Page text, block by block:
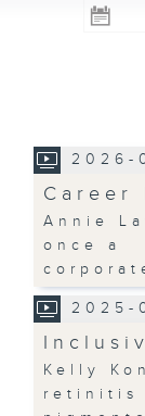
電台
2026-
Career
Annie
once a
2025-
Kelly
retinitis